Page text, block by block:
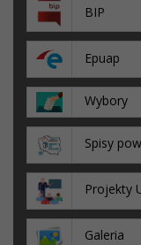
BIP
Epuap
Wybory
Spisy
Projekty
Galeria